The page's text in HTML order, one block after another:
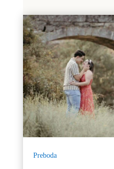
Preboda